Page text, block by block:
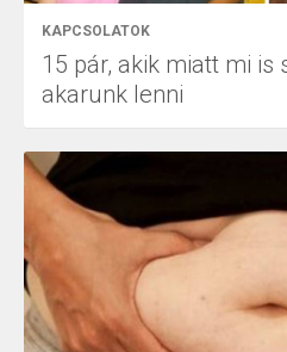
KAPCSOLATOK
15 pár, akik miatt mi is
akarunk lenni